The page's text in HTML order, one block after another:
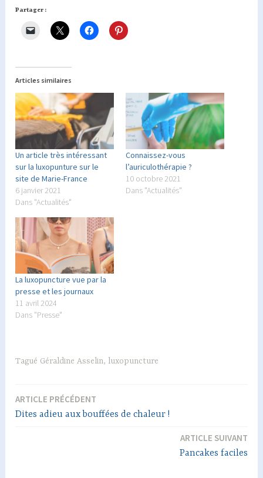
Partager :
Articles similaires
Un article très intéressant
sur la luxopunture sur le
site de Marie-France
6 janvier 2021
Dans "Actualités"
Connaissez-vous
l’auriculothérapie ?
10 octobre 2021
Dans "Actualités"
La luxopuncture vue par la
presse et les journaux
11 avril 2024
Dans "Presse"
Tagué Géraldine Asselin, luxopuncture
Navigation
ARTICLE PRÉCÉDENT
Dites adieu aux bouffées de chaleur !
ARTICLE SUIVANT
Pancakes faciles